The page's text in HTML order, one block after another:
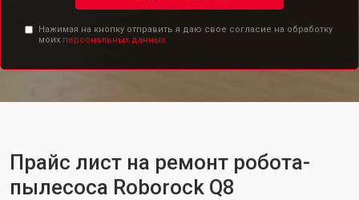
Нажимая на кнопку отправить я даю свое согласие на обработку
моих персональных данных.
Прайс лист на ремонт робота-
пылесоса Roborock Q8